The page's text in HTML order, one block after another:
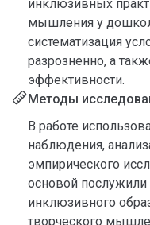
инклюзивных
мышления у
систематизация
разрозненно, а
эффективности.
Методы
В работе
наблюдения,
эмпирического
основой
инклюзивного
творческого